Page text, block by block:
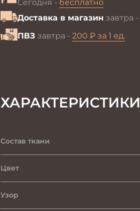
Сегодня - бесплатно
Доставка в магазин завтра -
ПВЗ завтра - 200 ₽ за 1 ед.
ХАРАКТЕРИСТИКИ
Состав ткани
Цвет
Узор